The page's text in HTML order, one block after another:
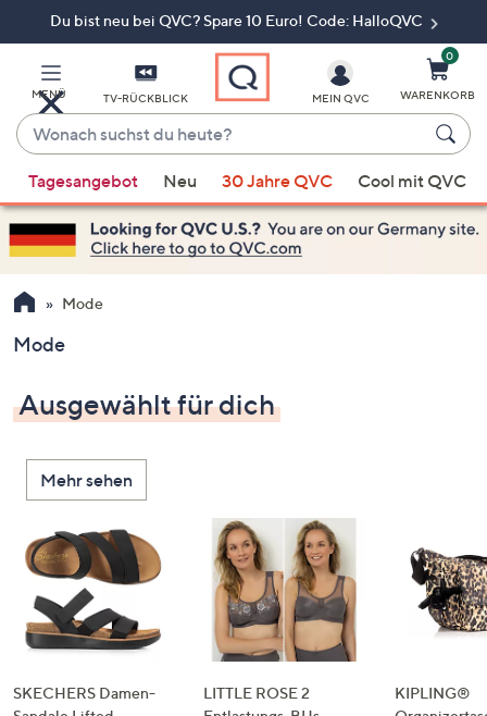
Du bist neu bei QVC? Spare 10 Euro! Code: HalloQVC
MENÜ TV-RÜCKBLICK
Wonach
suchst
du
heute?
Vorschläge
verfügbar
sind,
verwenden
Sie
Pfeiltasten
oben
und
nach
unten
oder
wischen
Sie
Touch-
Geräten
links
MEIN QVC
0
WARENKORB
Tagesangebot Neu 30 Jahre QVC Cool mit QVC
Mode
Mode
Ausgewählt für dich
Mehr sehen
SKECHERS Damen-
LITTLE ROSE 2
KIPLING®